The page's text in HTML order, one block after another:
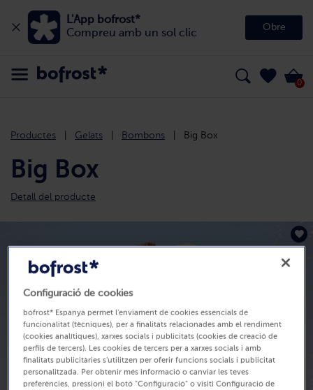
L'App bofrost*
Compreu amb un sol clic
Obre
0
Productes Gelats Bombons Big Box
Big Box
Detall del producte
Configuració de cookies
bofrost* Espanya permet l'enviament de cookies essencials de
funcionalitat (tècniques), per a finalitats relacionades amb el rendiment
(cookies analítiques), xarxes socials i publicitats (cookies de creació de
perfils de tercers). Les cookies de tercers per a xarxes socials i amb
finalitats publicitàries s'utilitzen per oferir funcions socials i publicitat
personalitzada. Per obtenir més informació o canviar les teves
preferències, pressioni el botó "Configuració" o visiti Configuració de